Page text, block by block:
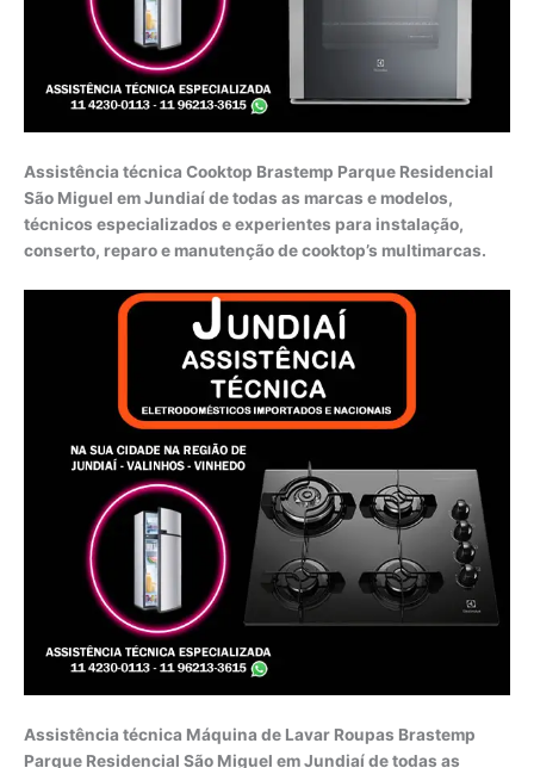
Assistência técnica Cooktop Brastemp Parque Residencial
São Miguel em Jundiaí de todas as marcas e modelos,
técnicos especializados e experientes para instalação,
conserto, reparo e manutenção de cooktop’s multimarcas.
Assistência técnica Máquina de Lavar Roupas Brastemp
Parque Residencial São Miguel em Jundiaí de todas as